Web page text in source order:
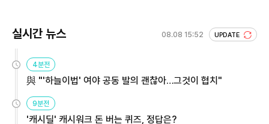
실시간 뉴스 08.08 15:52 UPDATE
4분전
與 "'하늘이법' 여야 공동 발의 괜찮아…그것이 협치"
9분전
'캐시딜' 캐시워크 돈 버는 퀴즈, 정답은?